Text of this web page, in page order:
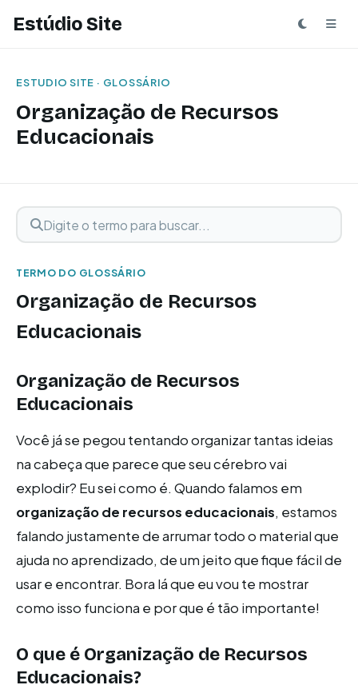
Estúdio Site
ESTUDIO SITE · GLOSSÁRIO
Organização de Recursos
Educacionais
Buscar termo
Digite o termo para buscar
TERMO DO GLOSSÁRIO
Organização de Recursos
Educacionais
Organização de Recursos
Educacionais
Você já se pegou tentando organizar tantas ideias
na cabeça que parece que seu cérebro vai
explodir? Eu sei como é. Quando falamos em
organização de recursos educacionais, estamos
falando justamente de arrumar todo o material que
ajuda no aprendizado, de um jeito que fique fácil de
usar e encontrar. Bora lá que eu vou te mostrar
como isso funciona e por que é tão importante!
O que é Organização de Recursos
Educacionais?